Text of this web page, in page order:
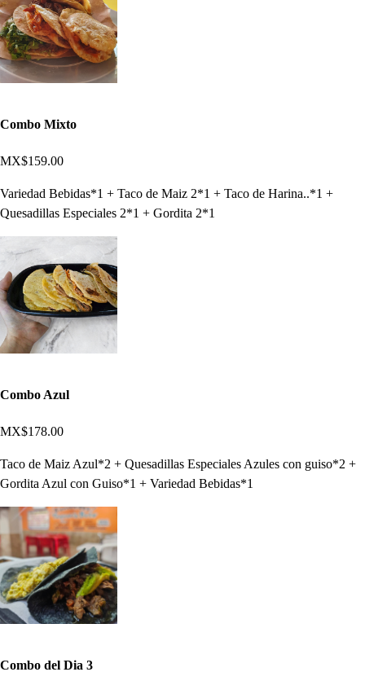
Combo Mixto
MX$159.00
Variedad Bebidas*1 + Taco de Maiz 2*1 + Taco de Harina..*1 +
Quesadillas Especiales 2*1 + Gordita 2*1
Combo Azul
MX$178.00
Taco de Maiz Azul*2 + Quesadillas Especiales Azules con guiso*2 +
Gordita Azul con Guiso*1 + Variedad Bebidas*1
Combo del Dia 3